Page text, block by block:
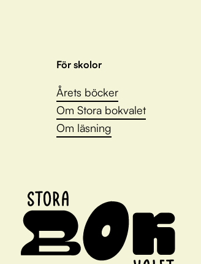
För skolor
Årets böcker
Om Stora bokvalet
Om läsning